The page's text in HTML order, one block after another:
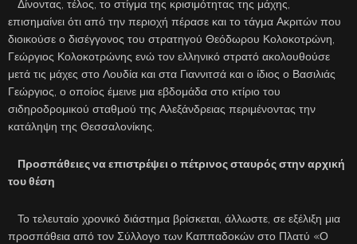
Δίνοντας, τέλος, το στίγμα της κρισιμότητας της μάχης,
επισημαίνει ότι από την περιοχή πέρασε και το τάγμα Ακριτών που
διοικούσε ο δισέγγονος του στρατηγού Θεόδωρου Κολοκοτρώνη,
Γεώργιος Κολοκοτρώνης ενώ τον ελληνικό στρατό ακολουθούσε
μετά τις μάχες στο Λουδία και στα Γιαννιτσά και ο ίδιος ο Βασιλιάς
Γεώργιος, ο οποίος έμεινε μια εβδομάδα στο κτίριο του
σιδηροδρομικού σταθμού της Αλεξάνδρειας περιμένοντας την
κατάληψη της Θεσσαλονίκης.
Προσπάθειες να επιστρέψει ο πέτρινος σταυρός στην αρχική
του θέση
Το τελευταίο χρονικό διάστημα βρίσκεται, άλλωστε, σε εξέλιξη μια
προσπάθεια από τον Σύλλογο των Καππαδοκών στο Πλατύ «Ο